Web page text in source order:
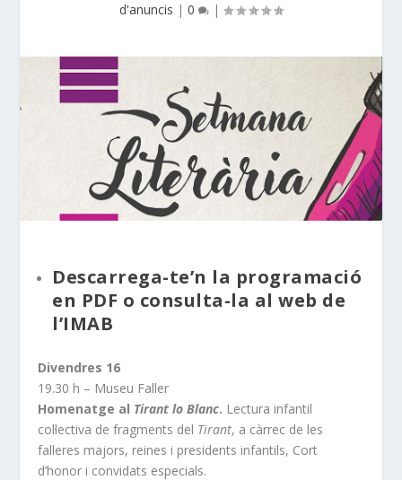
d'anuncis | 0 |
Descarrega-te’n la programació
en PDF o consulta-la alweb de
l’IMAB
Divendres 16
19.30 h – Museu Faller
Homenatge al Tirant lo Blanc. Lectura infantil
col·lectiva de fragments del Tirant, a càrrec de les
falleres majors, reines i presidents infantils, Cort
d’honor i convidats especials.